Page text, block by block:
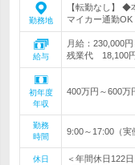
勤務地
【転勤なし】 ◆
マイカー通勤
給与
月給：230,000
残業代 18,100
初年度
年収
400万円～600万
勤務
時間
9:00～17:00（
休日
＜年間休日122